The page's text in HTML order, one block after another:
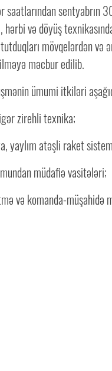
saatlarından sentyabrın
hərbi və döyüş
mövqelərdən və
məcbur edilib.
ümumi itkiləri
zirehli texnika;
yaylım atəşli raket
müdafiə vasitələri;
və komanda-müşahidə